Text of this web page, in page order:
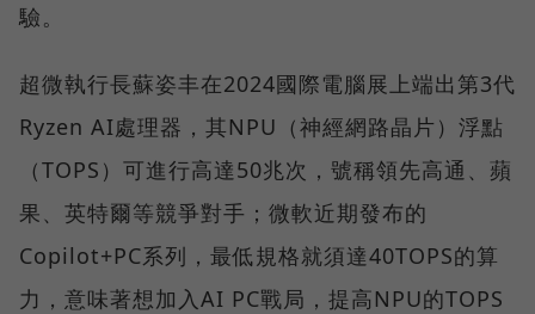
驗。
超微執行長蘇姿丰在2024國際電腦展上端出第3代
Ryzen AI處理器，其NPU（神經網路晶片）浮點
（TOPS）可進行高達50兆次，號稱領先高通、蘋
果、英特爾等競爭對手；微軟近期發布的
Copilot+PC系列，最低規格就須達40TOPS的算
力，意味著想加入AI PC戰局，提高NPU的TOPS